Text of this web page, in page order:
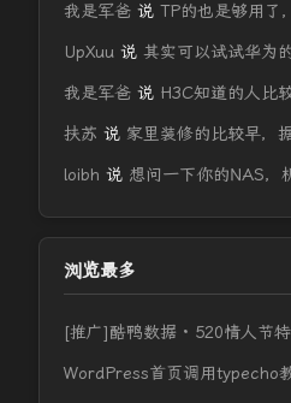
我是军爸 说 TP的也是够用了
UpXuu 说 其实可以试试华为
我是军爸 说 H3C知道的人比
扶苏 说 家里装修的比较早，
loibh 说 想问一下你的NAS，
浏览最多
[推广]酷鸭数据 · 520情人节特
WordPress首页调用typecho